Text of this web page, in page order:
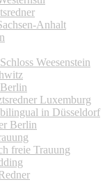
Anhalt
Weesenstein
Luxemburg
in Düsseldorf
Berlin
freie Trauung